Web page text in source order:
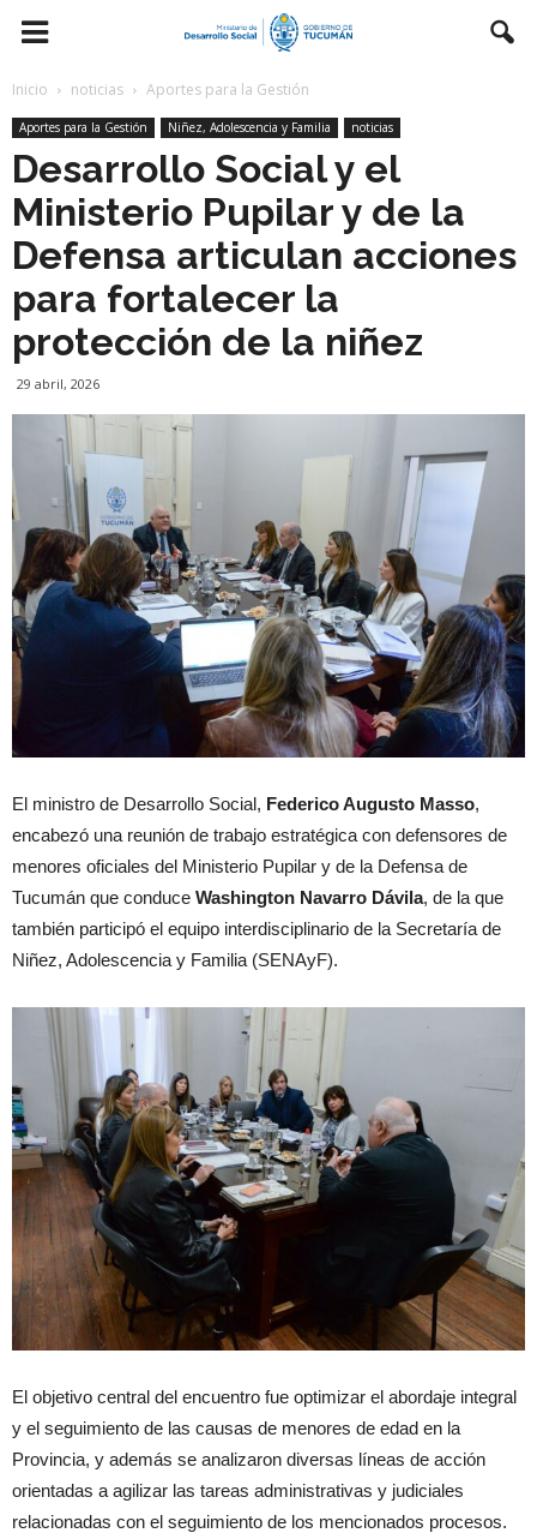
Inicio noticias Aportes para la Gestión
Aportes para la Gestión Niñez, Adolescencia y Familia noticias
Desarrollo Social y el
Ministerio Pupilar y de la
Defensa articulan acciones
para fortalecer la
protección de la niñez
29 abril, 2026
El ministro de Desarrollo Social, Federico Augusto Masso,
encabezó una reunión de trabajo estratégica con defensores de
menores oficiales del Ministerio Pupilar y de la Defensa de
Tucumán que conduce Washington Navarro Dávila, de la que
también participó el equipo interdisciplinario de la Secretaría de
Niñez, Adolescencia y Familia (SENAyF).
El objetivo central del encuentro fue optimizar el abordaje integral
y el seguimiento de las causas de menores de edad en la
Provincia, y además se analizaron diversas líneas de acción
orientadas a agilizar las tareas administrativas y judiciales
relacionadas con el seguimiento de los mencionados procesos.